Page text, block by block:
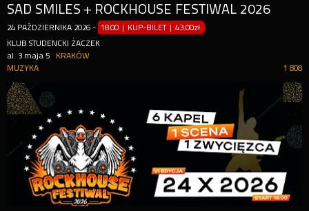
SAD SMILES + ROCKHOUSE FESTIWAL 2026
24 PAŹDZIERNIKA 2026 - 18:00 | KUP-BILET |43.00zł
KLUB STUDENCKI ŻACZEK
al. 3 maja 5
KRAKÓW
1 808
MUZYKA